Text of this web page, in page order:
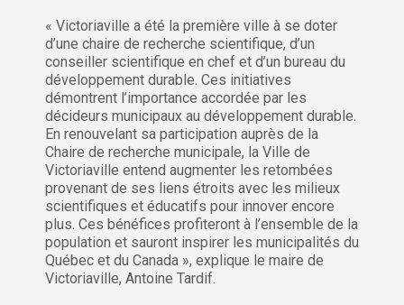
« Victoriaville a été la première ville à se doter
d’une chaire de recherche scientifique, d’un
conseiller scientifique en chef et d’un bureau du
développement durable. Ces initiatives
démontrent l’importance accordée par les
décideurs municipaux au développement durable.
En renouvelant sa participation auprès de la
Chaire de recherche municipale, la Ville de
Victoriaville entend augmenter les retombées
provenant de ses liens étroits avec les milieux
scientifiques et éducatifs pour innover encore
plus. Ces bénéfices profiteront à l’ensemble de la
population et sauront inspirer les municipalités du
Québec et du Canada », explique le maire de
Victoriaville, Antoine Tardif.